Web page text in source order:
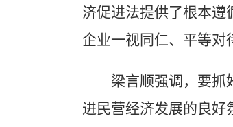
济促进法提供了根本遵
企业一视同仁、平等对
梁言顺强调，要抓好
进民营经济发展的良好